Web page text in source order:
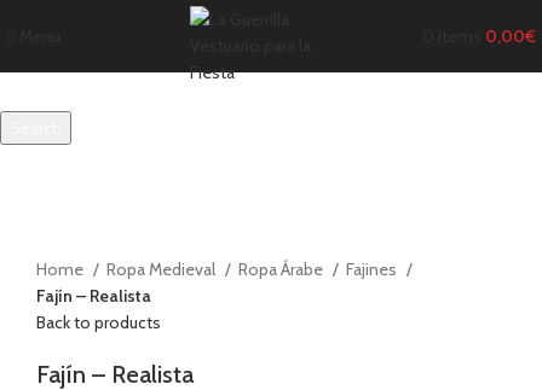
0,00€
Home Ropa Medieval Ropa Árabe
Fajines
Fajín – Realista
Back to products
Fajín – Realista